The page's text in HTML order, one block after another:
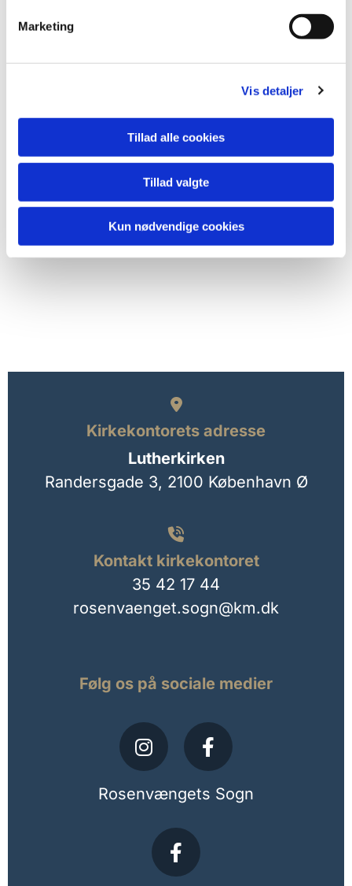
Marketing
Vis detaljer
Tillad alle cookies
Tillad valgte
Kun nødvendige cookies

Kirkekontorets adresse
Lutherkirken
Randersgade 3, 2100 København Ø

Kontakt kirkekontoret
35 42 17 44
rosenvaenget.sogn@km.dk
Følg os på sociale medier
Rosenvængets Sogn